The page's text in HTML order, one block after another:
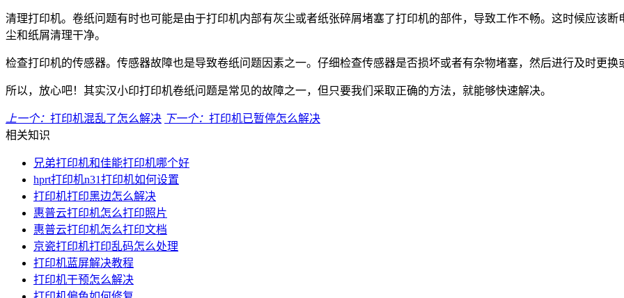
清理打印机。卷纸问题有时也可能是由于打印机内部有灰尘或者纸张碎屑堵塞了打印机的部件，导致工作不畅。这时候应该
尘和纸屑清理干净。
检查打印机的传感器。传感器故障也是导致卷纸问题因素之一。仔细检查传感器是否损坏或者有杂物堵塞，然后进行及时更换
所以，放心吧！其实汉小印打印机卷纸问题是常见的故障之一，但只要我们采取正确的方法，就能够快速解决。
上一个： 打印机混乱了怎么解决 下一个： 打印机已暂停怎么解决
相关知识
兄弟打印机和佳能打印机哪个好
hprt打印机n31打印机如何设置
打印机打印黑边怎么解决
惠普云打印机怎么打印照片
惠普云打印机怎么打印文档
京瓷打印机打印乱码怎么处理
打印机蓝屏解决教程
打印机干预怎么解决